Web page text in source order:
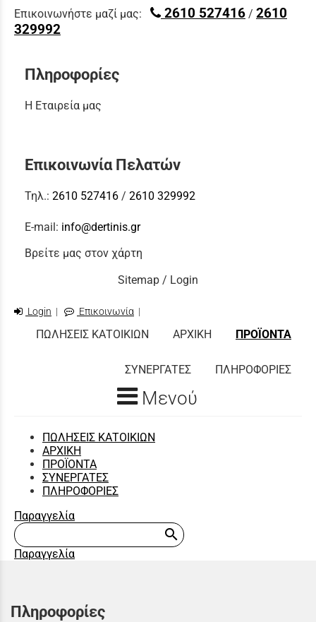
Επικοινωνήστε μαζί μας: 2610 527416 / 2610
329992
Πληροφορίες
Η Εταιρεία μας
Επικοινωνία Πελατών
Τηλ.: 2610 527416 / 2610 329992
E-mail: info@dertinis.gr
Βρείτε μας στον χάρτη
Sitemap / Login
Login | Επικοινωνία |
ΠΩΛΗΣΕΙΣ ΚΑΤΟΙΚΙΩΝ ΑΡΧΙΚΗ ΠΡΟΪΟΝΤΑ
ΣΥΝΕΡΓΑΤΕΣ ΠΛΗΡΟΦΟΡΙΕΣ
Μενού
ΠΩΛΗΣΕΙΣ ΚΑΤΟΙΚΙΩΝ
ΑΡΧΙΚΗ
ΠΡΟΪΟΝΤΑ
ΣΥΝΕΡΓΑΤΕΣ
ΠΛΗΡΟΦΟΡΙΕΣ
Παραγγελία
search
Παραγγελία
Πληροφορίες